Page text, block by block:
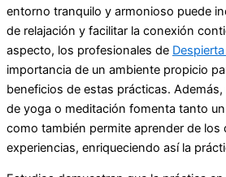
entorno tranquilo y armonioso puede
de relajación y facilitar la conexión
aspecto, los profesionales de
importancia de un ambiente propicio
beneficios de estas prácticas.
de yoga o meditación fomenta tanto
como también permite aprender de los
experiencias, enriqueciendo así la